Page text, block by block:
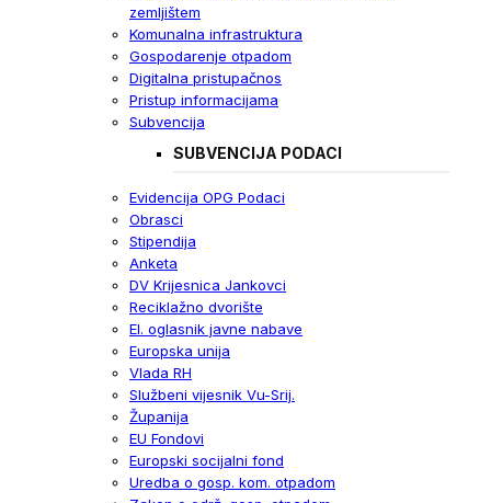
zemljištem
Komunalna infrastruktura
Gospodarenje otpadom
Digitalna pristupačnos
Pristup informacijama
Subvencija
SUBVENCIJA PODACI
Evidencija OPG Podaci
Obrasci
Stipendija
Anketa
DV Krijesnica Jankovci
Reciklažno dvorište
El. oglasnik javne nabave
Europska unija
Vlada RH
Službeni vijesnik Vu-Srij.
Županija
EU Fondovi
Europski socijalni fond
Uredba o gosp. kom. otpadom